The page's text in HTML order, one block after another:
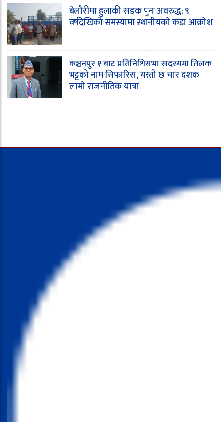
बेलौरीमा हुलाकी सडक पुनः अवरुद्ध: ९
वर्षदेखिको समस्यामा स्थानीयको कडा आक्रोश
कञ्चनपुर १ बाट प्रतिनिधिसभा सदस्यमा तिलक
भट्टको नाम सिफारिस, यस्तो छ चार दशक
लामो राजनीतिक यात्रा